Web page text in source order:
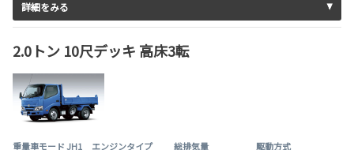
詳細をみる
2.0トン 10尺デッキ 高床3転
重量車モード JH1
エンジンタイプ 総排気量 駆動方式